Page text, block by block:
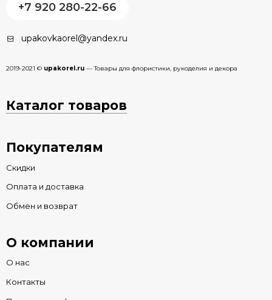
+7 920 280-22-66
upakovkaorel@yandex.ru
2019-2021 © upakorel.ru — Товары для флористики, рукоделия и декора
Каталог товаров
Покупателям
Скидки
Оплата и доставка
Обмен и возврат
О компании
О нас
Контакты